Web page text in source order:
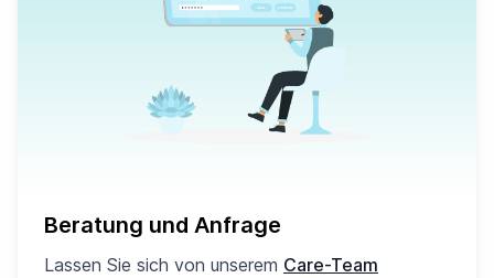
Beratung und Anfrage
Lassen Sie sich von unserem Care-Team